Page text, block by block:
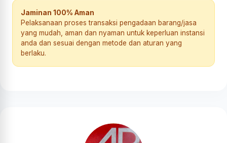
Jaminan 100% Aman
Pelaksanaan proses transaksi pengadaan barang/jasa
yang mudah, aman dan nyaman untuk keperluan instansi
anda dan sesuai dengan metode dan aturan yang
berlaku.